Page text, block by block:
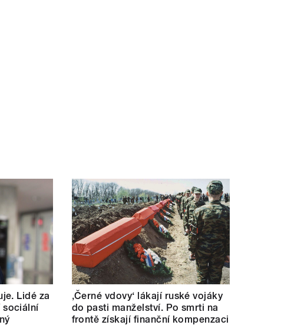
Lidé za
sociální
‚Černé vdovy‘ lákají ruské vojáky
do pasti manželství. Po smrti na
frontě získají finanční kompenzaci